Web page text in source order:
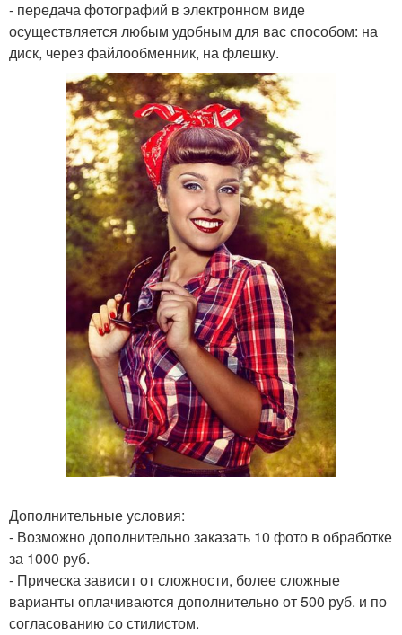
- передача фотографий в электронном виде
осуществляется любым удобным для вас способом: на
диск, через файлообменник, на флешку.
Дополнительные условия:
- Возможно дополнительно заказать 10 фото в обработке
за 1000 руб.
- Прическа зависит от сложности, более сложные
варианты оплачиваются дополнительно от 500 руб. и по
согласованию со стилистом.